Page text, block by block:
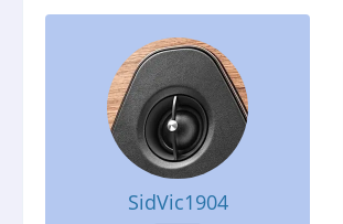
SidVic1904